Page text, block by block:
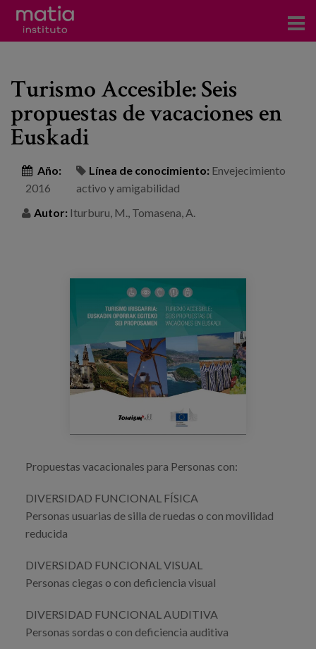
Investigación
Publicaciones
Consultoría
Formación
Trabaja con nosotros
Turismo Accesible: Seis
propuestas de vacaciones en
Euskadi
Año:
2016
Línea de conocimiento: Envejecimiento
activo y amigabilidad
Autor: Iturburu, M., Tomasena, A.
Propuestas vacacionales para Personas con:
DIVERSIDAD FUNCIONAL FÍSICA
Personas usuarias de silla de ruedas o con movilidad
reducida
DIVERSIDAD FUNCIONAL VISUAL
Personas ciegas o con deficiencia visual
DIVERSIDAD FUNCIONAL AUDITIVA
Personas sordas o con deficiencia auditiva